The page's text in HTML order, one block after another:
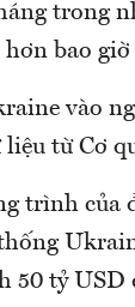
trong
bao giờ
vào
từ Cơ
trình của
50 tỷ